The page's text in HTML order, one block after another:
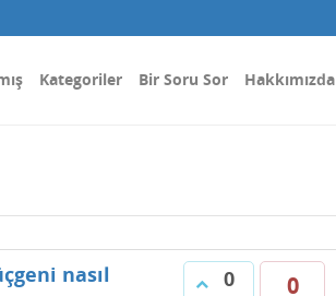
Kategoriler Bir Soru Sor Hakkımızda
0
0
nasıl